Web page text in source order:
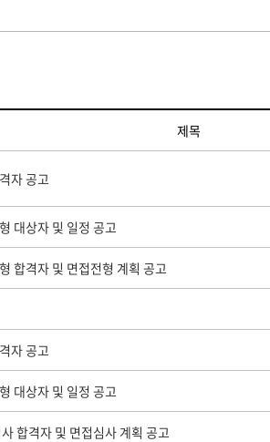
제목
자 공고
대상자 및 일정 공고
합격자 및 면접전형 계획 공고
자 공고
대상자 및 일정 공고
합격자 및 면접심사 계획 공고